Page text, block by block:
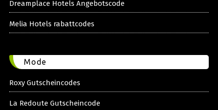
Dreamplace Hotels Angebotscode
Melia Hotels rabattcodes
Mode
Roxy Gutscheincodes
La Redoute Gutscheincode